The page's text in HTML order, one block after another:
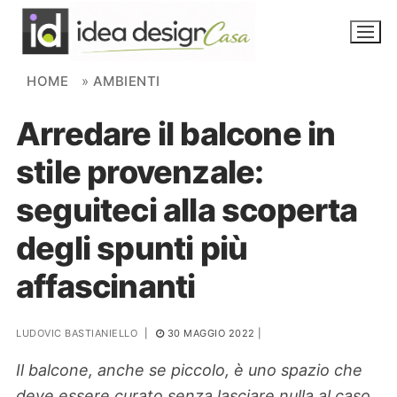
Skip to content
NOVITÀ
AMBIENTI
FAI DA TE
PIANTE
Ortaggio
HOME » AMBIENTI
Arredare il balcone in
stile provenzale:
seguiteci alla scoperta
degli spunti più
affascinanti
LUDOVIC BASTIANIELLO 30 MAGGIO 2022
Il balcone, anche se piccolo, è uno spazio che